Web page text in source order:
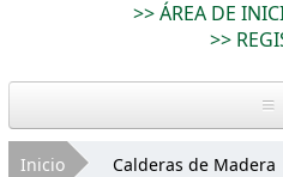
>> ÁREA DE
>>
Inicio
Usted está aquí
Inicio Calderas de Madera